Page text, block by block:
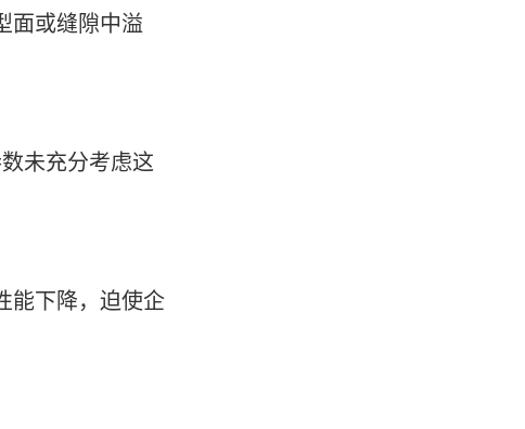
面或缝隙中溢
未充分考虑这
能下降，迫使企